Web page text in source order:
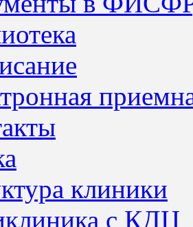
клиники
с КДЦ